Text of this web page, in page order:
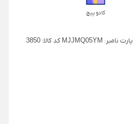
کادو پیچ
پارت نامبر: MJJMQ05YM کد کالا:3850